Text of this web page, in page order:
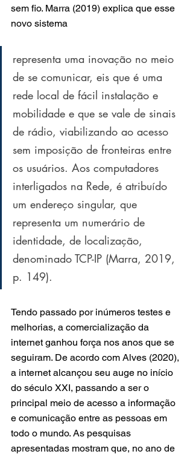
sem fio. Marra (2019) explica que esse
novo sistema
representa uma inovação no meio
de se comunicar, eis que é uma
rede local de fácil instalação e
mobilidade e que se vale de sinais
de rádio, viabilizando ao acesso
sem imposição de fronteiras entre
os usuários. Aos computadores
interligados na Rede, é atribuído
um endereço singular, que
representa um numerário de
identidade, de localização,
denominado TCP-IP (Marra, 2019,
p. 149).
Tendo passado por inúmeros testes e
melhorias, a comercialização da
internet ganhou força nos anos que se
seguiram. De acordo com Alves (2020),
a internet alcançou seu auge no início
do século XXI, passando a ser o
principal meio de acesso a informação
e comunicação entre as pessoas em
todo o mundo. As pesquisas
apresentadas mostram que, no ano de